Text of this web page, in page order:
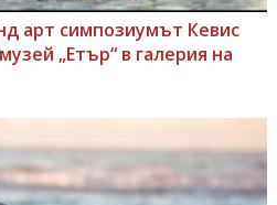
арт симпозиумът Кевис
„Етър“ в галерия на